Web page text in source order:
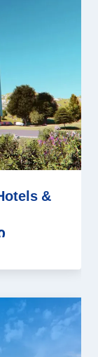
&